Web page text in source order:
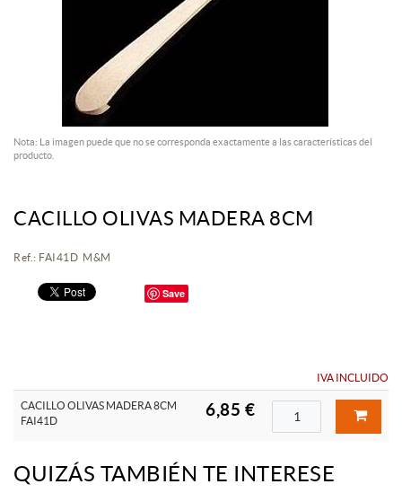
Nota: La imagen puede que no se corresponda exactamente a las características del
producto.
CACILLO OLIVAS MADERA 8CM
Ref.: FAI41D M&M
Save
IVA INCLUIDO
CACILLO OLIVAS MADERA 8CM
FAI41D
6,85 €
QUIZÁS TAMBIÉN TE INTERESE